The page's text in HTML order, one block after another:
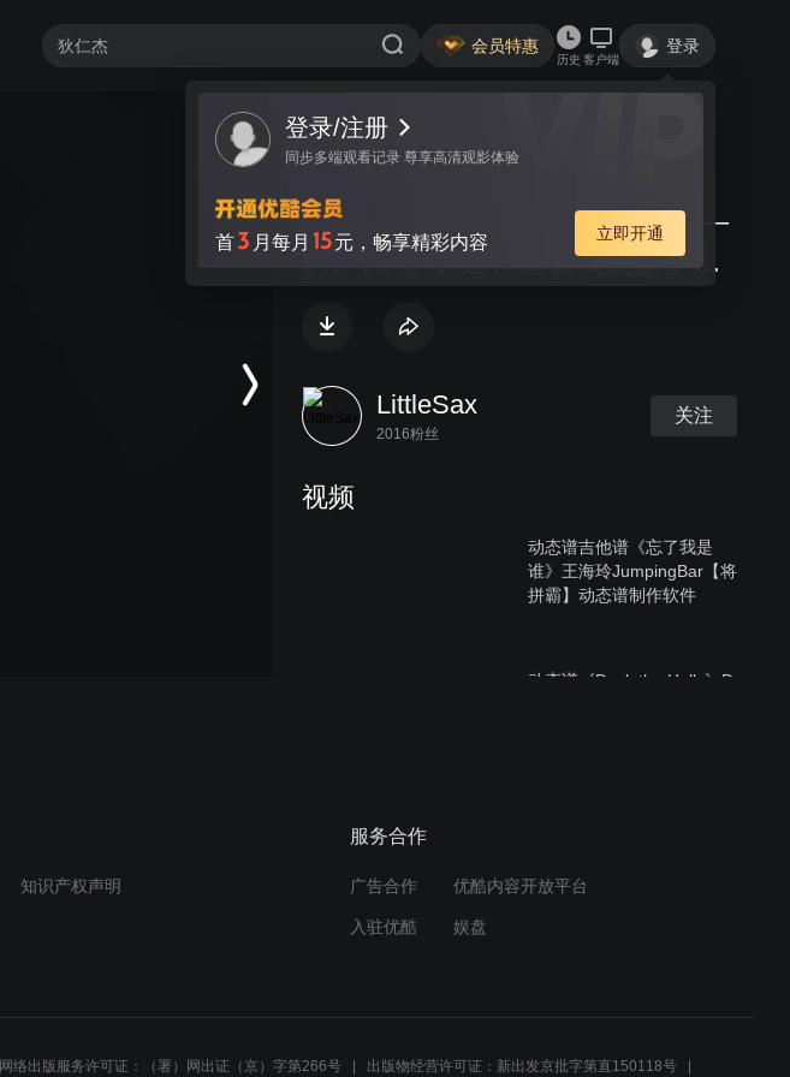
会员特惠
历史 客户端
登录
登录/注册
同步多端观看记录 尊享高清观影体验
首3 月每月 15元，畅享精彩内容 立即开通
视频 讨论
学吹《你的眼神》Your Eyes ——
8孔【小萨】迷你口袋简易型萨克
LittleSax
2016粉丝
关注
视频
动态谱吉他谱《忘了我是
谁》王海玲JumpingBar【将
拼霸】动态谱制作软件
动态谱《Deck the Halls》D
件
知识产权声明
服务合作
广告合作 优酷内容开放平台
入驻优酷 娱盘
网络出版服务许可证：（署）网出证（京）字第266号 出版物经营许可证：新出发京批字第直150118号